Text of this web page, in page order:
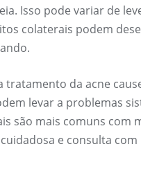
Isso pode variar de
colaterais podem
da acne
levar a problemas
são mais comuns com
e consulta